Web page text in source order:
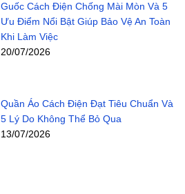
Guốc Cách Điện Chống Mài Mòn Và 5
Ưu Điểm Nổi Bật Giúp Bảo Vệ An Toàn
Khi Làm Việc
20/07/2026
Quần Áo Cách Điện Đạt Tiêu Chuẩn Và
5 Lý Do Không Thể Bỏ Qua
13/07/2026